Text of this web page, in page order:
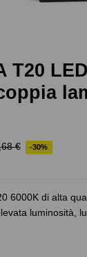
T20
€ -30%
6000K di alta
luminosità,